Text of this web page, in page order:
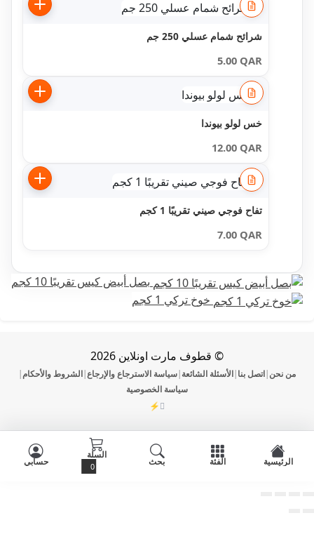
شرائح شمام عسلي 250 جم
5.00
خس لولو بيوندا
12.00
تفاح فوجي صيني تقريبًا 1 كجم
7.00
بصل أبيض كيس تقريبًا 10 كجم
خوخ تركي 1 كجم
© قطوف مارت اونلاين 2026
اتصل بنا|الأسئلة الشائعة|سياسة الاسترجاع والإرجاع|الشروط والأحكام|
سياسة الخصوصية
الفئة حسابي